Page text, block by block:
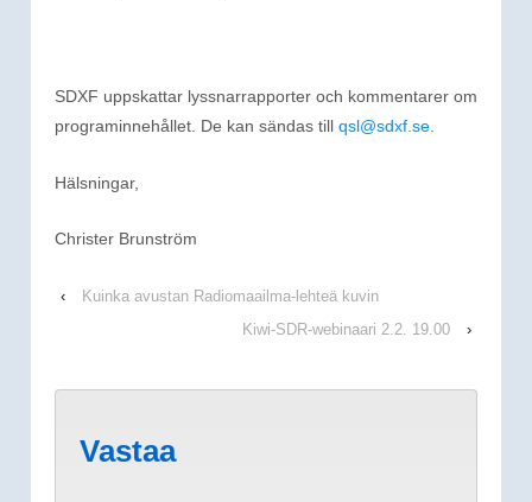
SDXF uppskattar lyssnarrapporter och kommentarer om
programinnehållet. De kan sändas till qsl@sdxf.se.
Hälsningar,
Christer Brunström
‹
Kuinka avustan Radiomaailma-lehteä kuvin
Kiwi-SDR-webinaari 2.2. 19.00
›
Vastaa